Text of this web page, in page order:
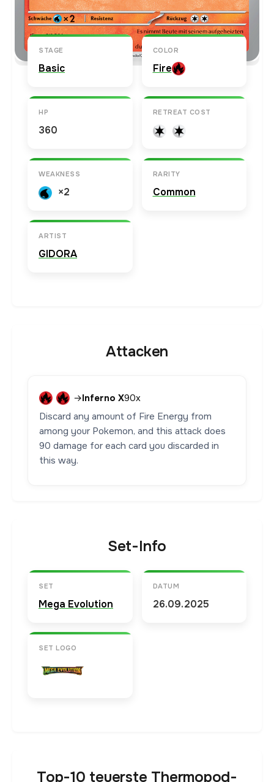
Karten-Info Englische Version →
STAGE
Basic
COLOR
Fire
HP
360
RETREAT COST
WEAKNESS
×2
RARITY
Common
ARTIST
GIDORA
Attacken
→Inferno X90x
Discard any amount of Fire Energy from
among your Pokemon, and this attack does
90 damage for each card you discarded in
this way.
Set-Info
SET
Mega Evolution
DATUM
26.09.2025
SET LOGO
Top-10 teuerste Thermopod-